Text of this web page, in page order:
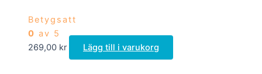
Betygsatt
0 av 5
269,00 kr Lägg till i varukorg